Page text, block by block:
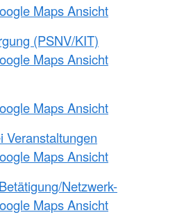
Maps Ansicht
(PSNV/KIT)
Maps Ansicht
Maps Ansicht
Veranstaltungen
Maps Ansicht
Netzwerk-
Maps Ansicht